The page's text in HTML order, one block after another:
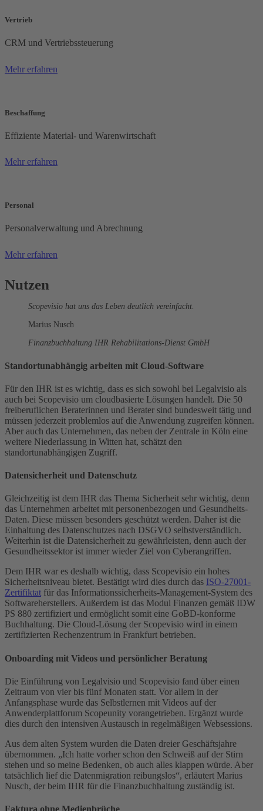
Vertrieb
CRM und Vertriebssteuerung
Mehr erfahren
Beschaffung
Effiziente Material- und Warenwirtschaft
Mehr erfahren
Personal
Personalverwaltung und Abrechnung
Mehr erfahren
Nutzen
Scopevisio hat uns das Leben deutlich vereinfacht.
Marius Nusch
Finanzbuchhaltung IHR Rehabilitations-Dienst GmbH
Standortunabhängig arbeiten mit Cloud-Software
Für den IHR ist es wichtig, dass es sich sowohl bei Legalvisio als
auch bei Scopevisio um cloudbasierte Lösungen handelt. Die 50
freiberuflichen Beraterinnen und Berater sind bundesweit tätig und
müssen jederzeit problemlos auf die Anwendung zugreifen können.
Aber auch das Unternehmen, das neben der Zentrale in Köln eine
weitere Niederlassung in Witten hat, schätzt den
standortunabhängigen Zugriff.
Datensicherheit und Datenschutz
Gleichzeitig ist dem IHR das Thema Sicherheit sehr wichtig, denn
das Unternehmen arbeitet mit personenbezogen und Gesundheits-
Daten. Diese müssen besonders geschützt werden. Daher ist die
Einhaltung des Datenschutzes nach DSGVO selbstverständlich.
Weiterhin ist die Datensicherheit zu gewährleisten, denn auch der
Gesundheitssektor ist immer wieder Ziel von Cyberangriffen.
Dem IHR war es deshalb wichtig, dass Scopevisio ein hohes
Sicherheitsniveau bietet. Bestätigt wird dies durch das ISO-27001-
Zertifiktat für das Informationssicherheits-Management-System des
Softwareherstellers. Außerdem ist das Modul Finanzen gemäß IDW
PS 880 zertifiziert und ermöglicht somit eine GoBD-konforme
Buchhaltung. Die Cloud-Lösung der Scopevisio wird in einem
zertifizierten Rechenzentrum in Frankfurt betrieben.
Onboarding mit Videos und persönlicher Beratung
Die Einführung von Legalvisio und Scopevisio fand über einen
Zeitraum von vier bis fünf Monaten statt. Vor allem in der
Anfangsphase wurde das Selbstlernen mit Videos auf der
Anwenderplattforum Scopeunity vorangetrieben. Ergänzt wurde
dies durch den intensiven Austausch in regelmäßigen Websessions.
Aus dem alten System wurden die Daten dreier Geschäftsjahre
übernommen. „Ich hatte vorher schon den Schweiß auf der Stirn
stehen und so meine Bedenken, ob auch alles klappen würde. Aber
tatsächlich lief die Datenmigration reibungslos“, erläutert Marius
Nusch, der beim IHR für die Finanzbuchhaltung zuständig ist.